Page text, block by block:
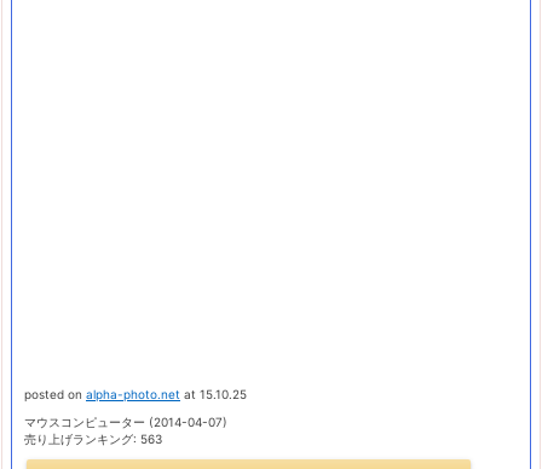
posted on alpha-photo.net at 15.10.25
マウスコンピューター (2014-04-07)
売り上げランキング: 563